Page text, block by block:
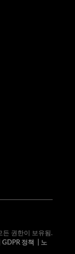
권한이 보유됨.
GDPR 정책
노